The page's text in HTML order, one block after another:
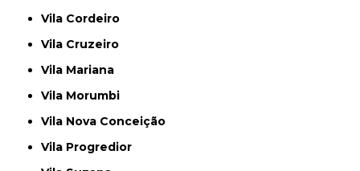
Vila Cordeiro
Vila Cruzeiro
Vila Mariana
Vila Morumbi
Vila Nova Conceição
Vila Progredior